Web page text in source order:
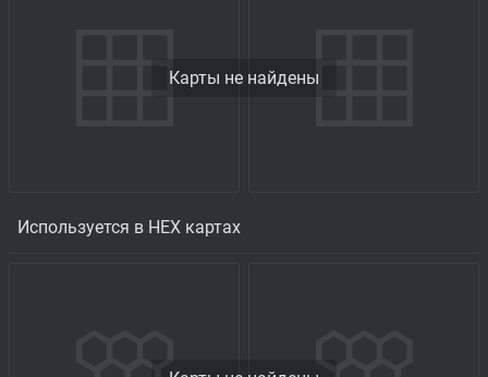
Карты не найдены
Используется в HEX картах